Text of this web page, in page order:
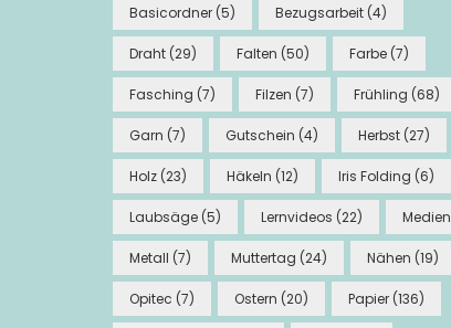
Basicordner (5) Bezugsarbeit (4)
Draht (29) Falten (50) Farbe (7)
Fasching (7) Filzen (7) Frühling (68)
Garn (7) Gutschein (4) Herbst (27)
Holz (23) Häkeln (12) Iris Folding (6)
Laubsäge (5) Lernvideos (22) Medien
Metall (7) Muttertag (24) Nähen (19)
Opitec (7) Ostern (20) Papier (136)